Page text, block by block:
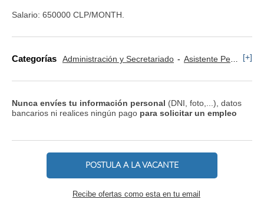
Salario: 650000 CLP/MONTH.
Categorías Administración y Secretariado Asistente Personal [+]
Nunca envíes tu información personal (DNI, foto,...), datos
bancarios ni realices ningún pago para solicitar un empleo
POSTULA A LA VACANTE
Recibe ofertas como esta en tu email